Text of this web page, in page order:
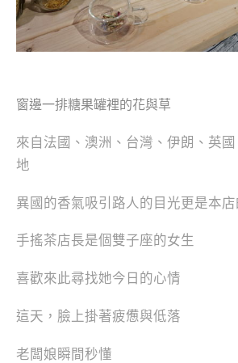
窗邊一排糖果罐裡的花與草
來自法國、澳洲、台灣、伊朗、英
地
異國的香氣吸引路人的目光更是本
手搖茶店長是個雙子座的女生
喜歡來此尋找她今日的心情
這天，臉上掛著疲憊與低落
老闆娘瞬間秒懂